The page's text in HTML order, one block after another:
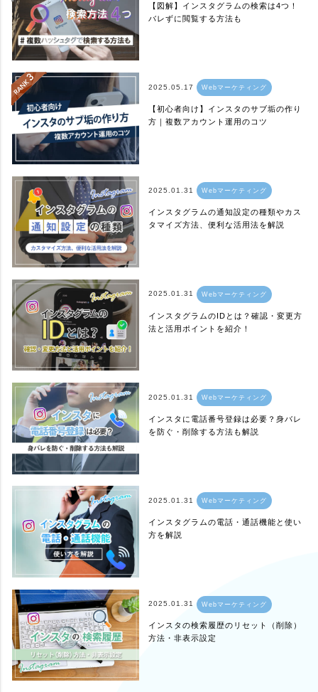
【図解】インスタグラムの検索は4つ！
バレずに閲覧する方法も
2025.05.17 Webマーケティング
【初心者向け】インスタのサブ垢の作り
方｜複数アカウント運用のコツ
2025.01.31 Webマーケティング
インスタグラムの通知設定の種類やカス
タマイズ方法、便利な活用法を解説
2025.01.31 Webマーケティング
インスタグラムのIDとは？確認・変更方
法と活用ポイントを紹介！
2025.01.31 Webマーケティング
インスタに電話番号登録は必要？身バレ
を防ぐ・削除する方法も解説
2025.01.31 Webマーケティング
インスタグラムの電話・通話機能と使い
方を解説
2025.01.31 Webマーケティング
インスタの検索履歴のリセット（削除）
方法・非表示設定